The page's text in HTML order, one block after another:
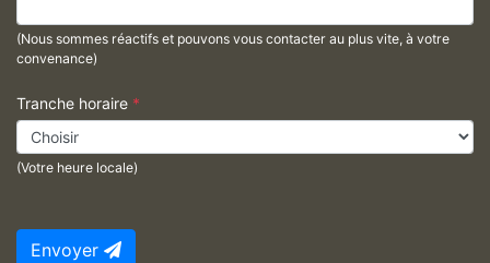
(Nous sommes réactifs et pouvons vous contacter au plus vite, à votre
convenance)
Tranche horaire *
(Votre heure locale)
Envoyer